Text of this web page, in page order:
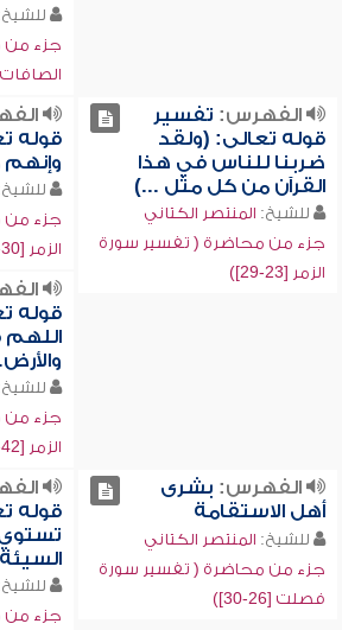
جزء من
الصافات [171-
الفهرس: تفسير
قوله تعالى: (ولقد
ضربنا للناس في هذا
القرآن من كل مثل ...)
للشيخ: المنتصر الكتاني
جزء من محاضرة ( تفسير سورة
الزمر [23-29])
قوله
جزء من
الزمر [30-35])
قوله
اللهم
جزء من
الزمر [42-46])
الفهرس: بشرى
أهل الاستقامة
للشيخ: المنتصر الكتاني
جزء من محاضرة ( تفسير سورة
فصلت [26-30])
قوله
تستوي
جزء من